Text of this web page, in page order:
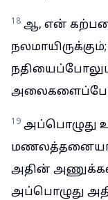
18 ஆ, என்
19 அப்பொழுது
அதின்
அப்பொழுது